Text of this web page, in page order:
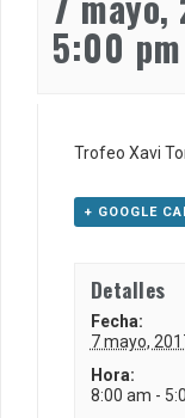
5:00 pm
Trofeo Xavi
+ GOOGLE
Detalles
Fecha:
7 mayo,
Hora:
8:00 am -